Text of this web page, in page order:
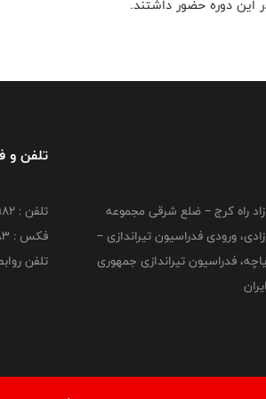
این دوره حضور داشتند.
راه کرج – ضلع شرقی مجموعه
ورودی فدراسیون تیراندازی –
فدراسیون تیراندازی جمهوری
تلفن
تلفن : ۴۴۷۳۹۱۸۲
فکس : ۴۴۷۳۹۱۸3
تلفن روابط